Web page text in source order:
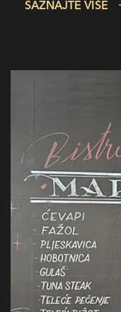
SAZNAJTE VIŠE